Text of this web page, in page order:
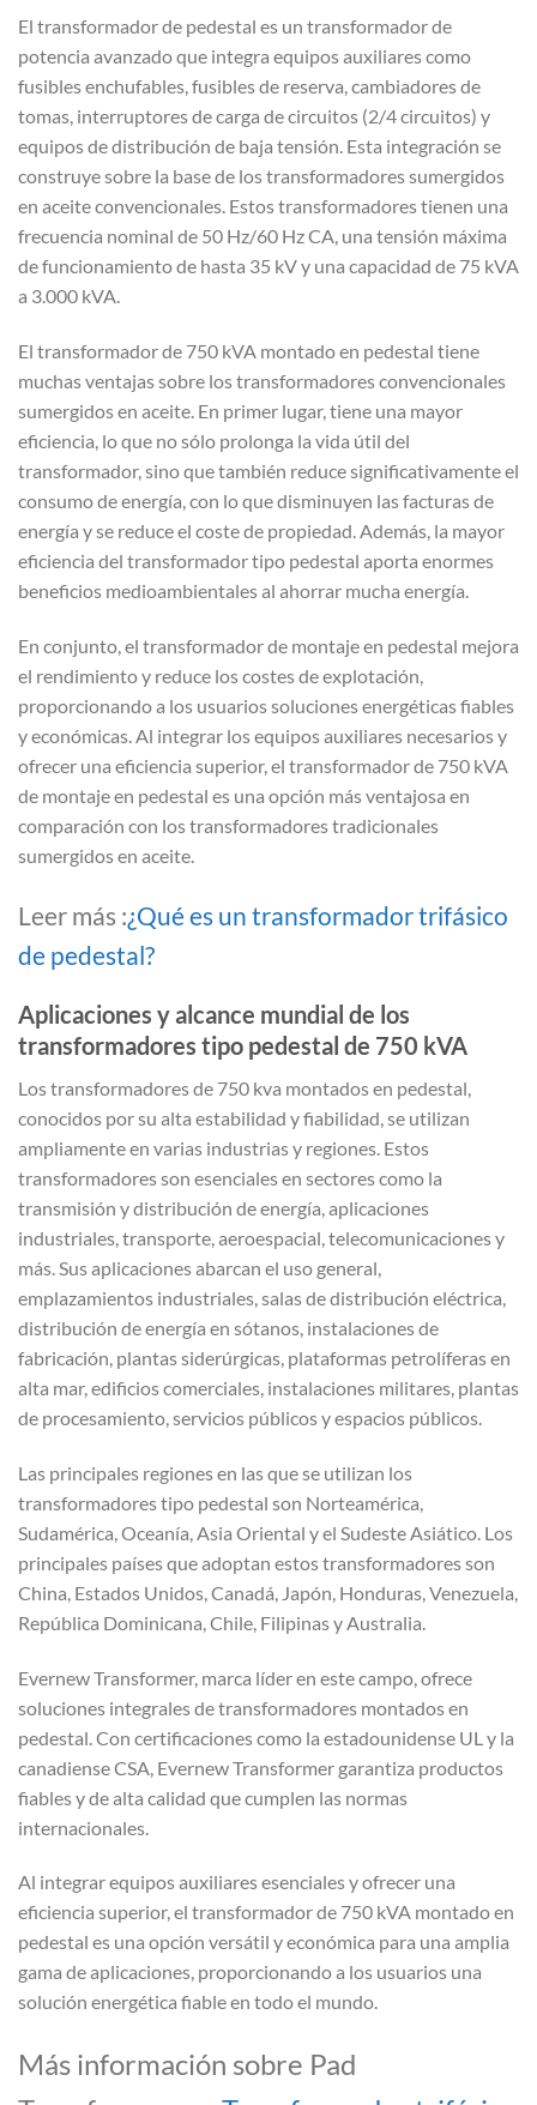
El transformador de pedestal es un transformador de
potencia avanzado que integra equipos auxiliares como
fusibles enchufables, fusibles de reserva, cambiadores de
tomas, interruptores de carga de circuitos (2/4 circuitos) y
equipos de distribución de baja tensión. Esta integración se
construye sobre la base de los transformadores sumergidos
en aceite convencionales. Estos transformadores tienen una
frecuencia nominal de 50 Hz/60 Hz CA, una tensión máxima
de funcionamiento de hasta 35 kV y una capacidad de 75 kVA
a 3.000 kVA.
El transformador de 750 kVA montado en pedestal tiene
muchas ventajas sobre los transformadores convencionales
sumergidos en aceite. En primer lugar, tiene una mayor
eficiencia, lo que no sólo prolonga la vida útil del
transformador, sino que también reduce significativamente el
consumo de energía, con lo que disminuyen las facturas de
energía y se reduce el coste de propiedad. Además, la mayor
eficiencia del transformador tipo pedestal aporta enormes
beneficios medioambientales al ahorrar mucha energía.
En conjunto, el transformador de montaje en pedestal mejora
el rendimiento y reduce los costes de explotación,
proporcionando a los usuarios soluciones energéticas fiables
y económicas. Al integrar los equipos auxiliares necesarios y
ofrecer una eficiencia superior, el transformador de 750 kVA
de montaje en pedestal es una opción más ventajosa en
comparación con los transformadores tradicionales
sumergidos en aceite.
Leer más :¿Qué es un transformador trifásico
de pedestal?
Aplicaciones y alcance mundial de los
transformadores tipo pedestal de 750 kVA
Los transformadores de 750 kva montados en pedestal,
conocidos por su alta estabilidad y fiabilidad, se utilizan
ampliamente en varias industrias y regiones. Estos
transformadores son esenciales en sectores como la
transmisión y distribución de energía, aplicaciones
industriales, transporte, aeroespacial, telecomunicaciones y
más. Sus aplicaciones abarcan el uso general,
emplazamientos industriales, salas de distribución eléctrica,
distribución de energía en sótanos, instalaciones de
fabricación, plantas siderúrgicas, plataformas petrolíferas en
alta mar, edificios comerciales, instalaciones militares, plantas
de procesamiento, servicios públicos y espacios públicos.
Las principales regiones en las que se utilizan los
transformadores tipo pedestal son Norteamérica,
Sudamérica, Oceanía, Asia Oriental y el Sudeste Asiático. Los
principales países que adoptan estos transformadores son
China, Estados Unidos, Canadá, Japón, Honduras, Venezuela,
República Dominicana, Chile, Filipinas y Australia.
Evernew Transformer, marca líder en este campo, ofrece
soluciones integrales de transformadores montados en
pedestal. Con certificaciones como la estadounidense UL y la
canadiense CSA, Evernew Transformer garantiza productos
fiables y de alta calidad que cumplen las normas
internacionales.
Al integrar equipos auxiliares esenciales y ofrecer una
eficiencia superior, el transformador de 750 kVA montado en
pedestal es una opción versátil y económica para una amplia
gama de aplicaciones, proporcionando a los usuarios una
solución energética fiable en todo el mundo.
Más información sobre Pad